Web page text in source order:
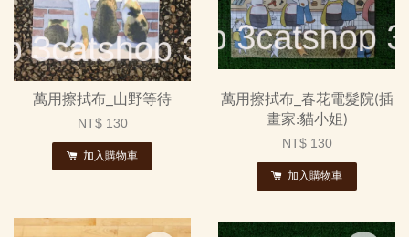
萬用擦拭布_山野等待
NT$ 130
加入購物車
萬用擦拭布_春花電髮院(插
畫家:貓小姐)
NT$ 130
加入購物車